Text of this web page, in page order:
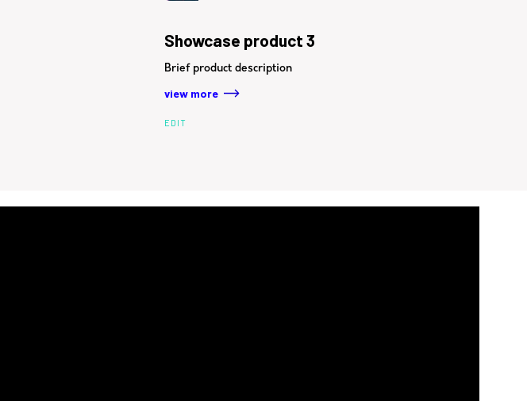
Showcase product 3
Brief product description
view more
EDIT